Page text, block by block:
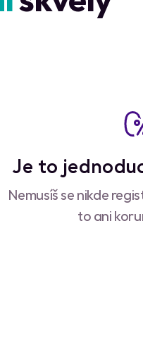
Je to
Nemusíš se nikde
to ani